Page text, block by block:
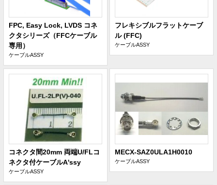
FPC, Easy Lock, LVDS コネ
クタシリーズ（FFCケーブル
専用）
ケーブルASSY
フレキシブルフラットケーブ
ル (FFC)
ケーブルASSY
コネクタ間20mm 両端U/FLコ
ネクタ付ケーブルA'ssy
ケーブルASSY
MECX-SAZ0ULA1H0010
ケーブルASSY